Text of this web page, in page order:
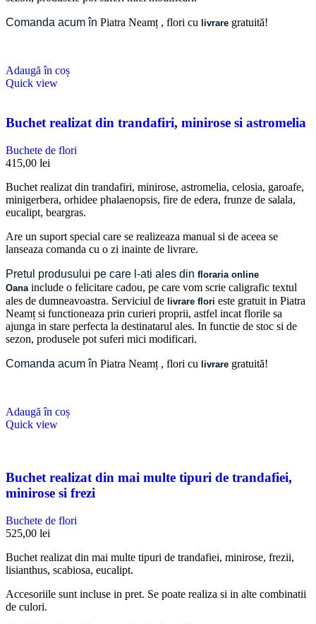
Comanda acum în Piatra Neamț , flori cu livrare gratuită!
Adaugă în coș
Quick view
Buchet realizat din trandafiri, minirose si astromelia
Buchete de flori
415,00 lei
Buchet realizat din trandafiri, minirose, astromelia, celosia, garoafe,
minigerbera, orhidee phalaenopsis, fire de edera, frunze de salala,
eucalipt, beargras.
Are un suport special care se realizeaza manual si de aceea se
lanseaza comanda cu o zi inainte de livrare.
Pretul produsului pe care l-ati ales din floraria online
Oana include o felicitare cadou, pe care vom scrie caligrafic textul
ales de dumneavoastra. Serviciul de livrare flori este gratuit in Piatra
Neamț si functioneaza prin curieri proprii, astfel incat florile sa
ajunga in stare perfecta la destinatarul ales. In functie de stoc si de
sezon, produsele pot suferi mici modificari.
Comanda acum în Piatra Neamț , flori cu livrare gratuită!
Adaugă în coș
Quick view
Buchet realizat din mai multe tipuri de trandafiei,
minirose si frezi
Buchete de flori
525,00 lei
Buchet realizat din mai multe tipuri de trandafiei, minirose, frezii,
lisianthus, scabiosa, eucalipt.
Accesoriile sunt incluse in pret. Se poate realiza si in alte combinatii
de culori.